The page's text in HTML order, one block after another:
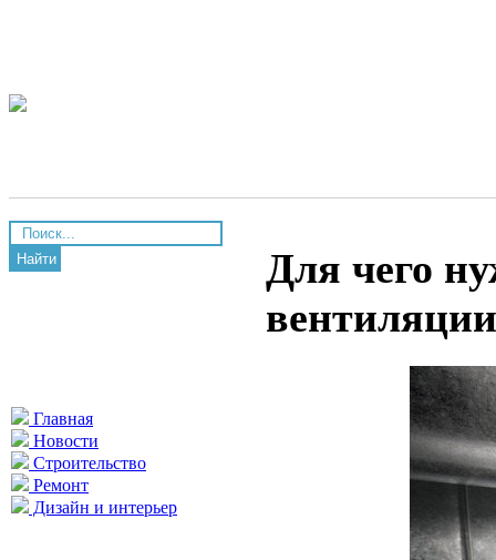
Найти
Главная
Новости
Строительство
Ремонт
Дизайн и интерьер
Для чего
вентиляции